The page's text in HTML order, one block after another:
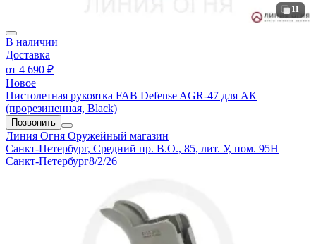
11
В наличии
Доставка
от 4 690 ₽
Новое
Пистолетная рукоятка FAB Defense AGR-47 для АК
(прорезиненная, Black)
Позвонить
Линия Огня Оружейный магазин
Санкт-Петербург, Средний пр. В.О., 85, лит. У, пом. 95Н
Санкт-Петербург8/2/26